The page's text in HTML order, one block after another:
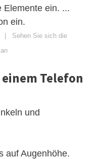
Elemente ein. ...
ein.
| Sehen Sie sich die
Telefon
und
auf Augenhöhe.